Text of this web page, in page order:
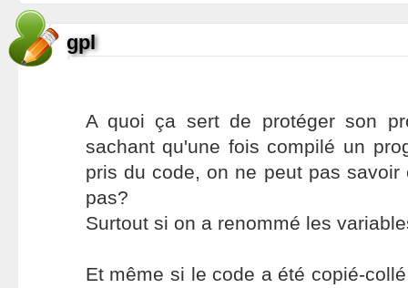
gpl
A quoi ça sert de protéger son
sachant qu'une fois compilé un
pris du code, on ne peut pas
pas?
Surtout si on a renommé les
Et même si le code a été copié-